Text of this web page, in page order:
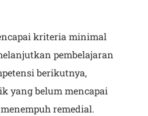
kriteria minimal
pembelajaran
berikutnya,
yang belum mencapai
remedial.